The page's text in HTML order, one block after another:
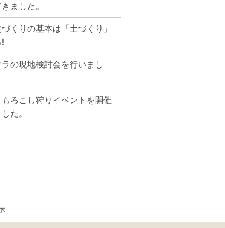
ました。
くりの基本は「土づくり」
ラの現地検討会を行いまし
もろこし狩りイベントを開催
た。